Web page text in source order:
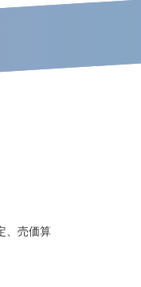
、売価算